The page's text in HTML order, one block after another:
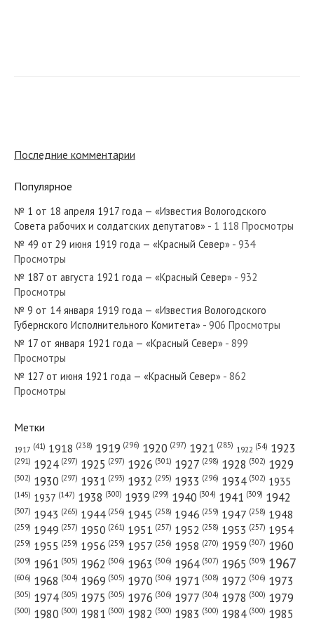
№ 264 от ноября 1925 года — «Красный Север»
№ 131 от июня 1967 года — «Красный Север»
№ 32 от февраля 1954 года — «Красный Север»
№ 216 от ноября 1951 года — «Красный Север»
№ 300 от декабря 1985 года — «Красный Север»
Последние комментарии
Популярное
№ 1 от 18 апреля 1917 года — «Известия Вологодского
Совета рабочих и солдатских депутатов» - 1 118 Просмотры
№ 49 от 29 июня 1919 года — «Красный Север» - 934
Просмотры
№ 187 от августа 1921 года — «Красный Север» - 932
Просмотры
№ 9 от 14 января 1919 года — «Известия Вологодского
Губернского Исполнительного Комитета» - 906 Просмотры
№ 17 от января 1921 года — «Красный Север» - 899
Просмотры
№ 127 от июня 1921 года — «Красный Север» - 862
Просмотры
Метки
1917 (41) 1918 (238) 1919 (296) 1920 (297) 1921 (285) 1922 (54) 1923
(291) 1924 (297) 1925 (297) 1926 (301) 1927 (298) 1928 (302) 1929
(302) 1930 (297) 1931 (293) 1932 (295) 1933 (296) 1934 (302) 1935
(145) 1937 (147) 1938 (300) 1939 (299) 1940 (304) 1941 (309) 1942
(307) 1943 (265) 1944 (256) 1945 (258) 1946 (259) 1947 (258) 1948
(259) 1949 (257) 1950 (261) 1951 (257) 1952 (258) 1953 (257) 1954
(259) 1955 (259) 1956 (259) 1957 (256) 1958 (270) 1959 (307) 1960
(309) 1961 (305) 1962 (306) 1963 (306) 1964 (307) 1965 (309) 1967
(606) 1968 (304) 1969 (305) 1970 (306) 1971 (308) 1972 (306) 1973
(305) 1974 (305) 1975 (305) 1976 (306) 1977 (304) 1978 (300) 1979
(300) 1980 (300) 1981 (300) 1982 (300) 1983 (300) 1984 (300) 1985